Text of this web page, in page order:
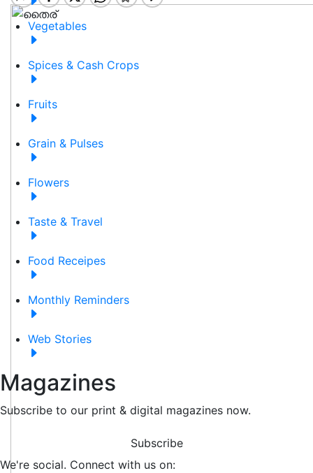
Vegetables
Spices & Cash Crops
Fruits
Grain & Pulses
Flowers
Taste & Travel
Food Receipes
Monthly Reminders
Web Stories
Magazines
Subscribe to our print & digital magazines now.
Subscribe
We're social. Connect with us on: